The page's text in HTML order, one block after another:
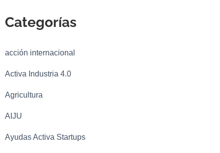
Categorías
acción internacional
Activa Industria 4.0
Agricultura
AIJU
Ayudas Activa Startups